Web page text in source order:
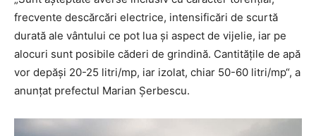
frecvente descărcări electrice, intensificări de scurtă
durată ale vântului ce pot lua şi aspect de vijelie, iar pe
alocuri sunt posibile căderi de grindină. Cantităţile de apă
vor depăşi 20-25 litri/mp, iar izolat, chiar 50-60 litri/mp“, a
anunţat prefectul Marian Şerbescu.